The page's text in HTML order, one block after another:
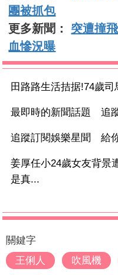
團被抓包
更多新聞： 突遭撞
血慘況曝
田路路生活拮据!74歲
最即時的新聞話題 追
追蹤訂閱娛樂星聞 給
姜厚任小24歲女友背景
是真...
關鍵字
王俐人
吹風機